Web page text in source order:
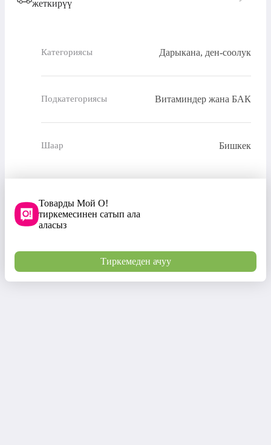
жеткирүү
Категориясы Дарыкана, ден-соолук
Подкатегориясы Витаминдер жана БАК
Шаар Бишкек
Товарды Мой О!
тиркемесинен сатып ала
аласыз
Тиркемеден ачуу